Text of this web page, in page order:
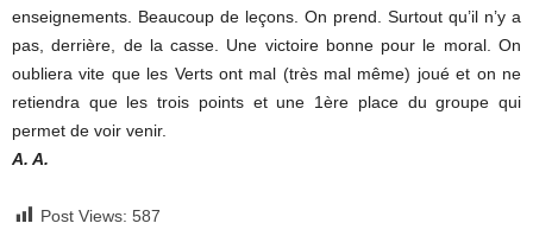
enseignements. Beaucoup de leçons. On prend. Surtout qu’il n’y a
pas, derrière, de la casse. Une victoire bonne pour le moral. On
oubliera vite que les Verts ont mal (très mal même) joué et on ne
retiendra que les trois points et une 1ère place du groupe qui
permet de voir venir.
A. A.
Post Views: 587